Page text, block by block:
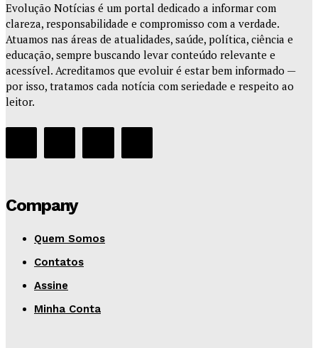
Evolução Notícias é um portal dedicado a informar com
clareza, responsabilidade e compromisso com a verdade.
Atuamos nas áreas de atualidades, saúde, política, ciência e
educação, sempre buscando levar conteúdo relevante e
acessível. Acreditamos que evoluir é estar bem informado —
por isso, tratamos cada notícia com seriedade e respeito ao
leitor.
Company
Quem Somos
Contatos
Assine
Minha Conta